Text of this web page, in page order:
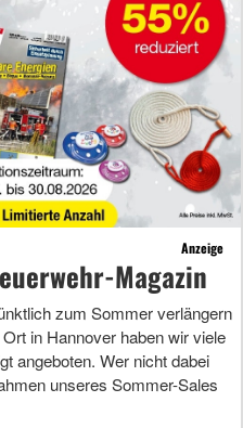
Anzeige
Magazin
zum Sommer verlängern
in Hannover haben wir viele
angeboten. Wer nicht dabei
unseres Sommer-Sales